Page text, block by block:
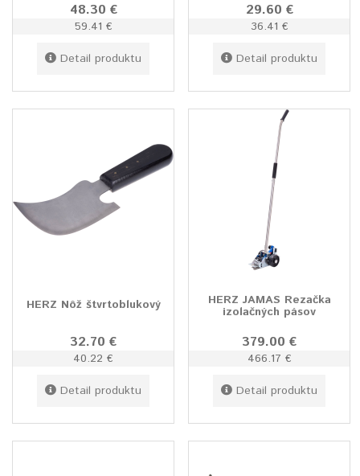
48.30 €
59.41 €
Detail produktu
29.60 €
36.41 €
Detail produktu
HERZ Nôž štvrtoblukový
32.70 €
40.22 €
Detail produktu
HERZ JAMAS Rezačka
izolačných pásov
379.00 €
466.17 €
Detail produktu